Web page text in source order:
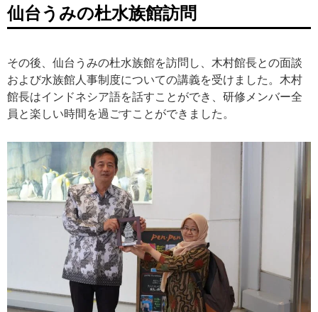
仙台うみの杜水族館訪問
その後、仙台うみの杜水族館を訪問し、木村館長との面談
および水族館人事制度についての講義を受けました。木村
館長はインドネシア語を話すことができ、研修メンバー全
員と楽しい時間を過ごすことができました。